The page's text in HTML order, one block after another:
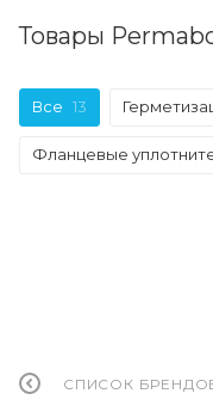
Товары
Все 13
Фланцевые
СПИСОК